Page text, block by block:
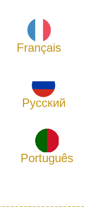
Français
Русский
Português